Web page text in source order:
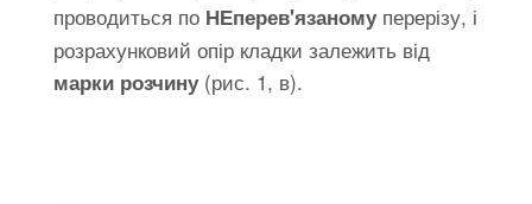
проводиться по НЕперев'язаномуперерізу, і
розрахунковий опір кладки залежить від
марки розчину(рис. 1, в).